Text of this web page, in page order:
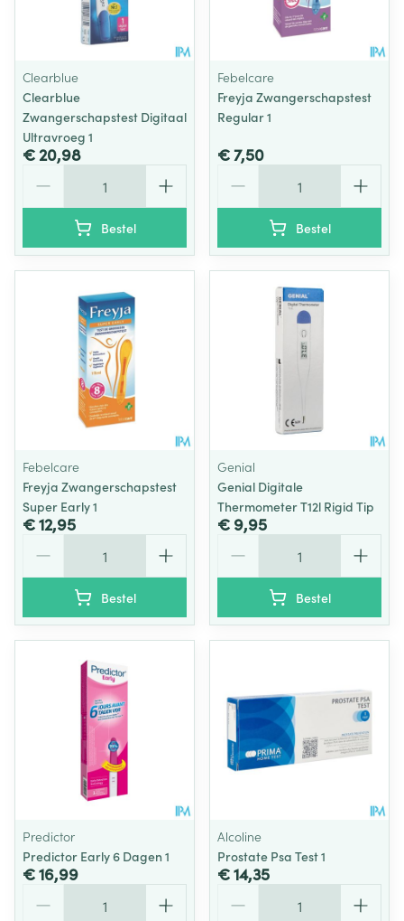
Clearblue
Clearblue
Zwangerschapstest Digitaal
Ultravroeg 1
€ 20,98
Bestel
Febelcare
Freyja Zwangerschapstest
Regular 1
€ 7,50
Bestel
Febelcare
Freyja Zwangerschapstest
Super Early 1
€ 12,95
Bestel
Genial
Genial Digitale
Thermometer T12l Rigid Tip
€ 9,95
Bestel
Predictor
Predictor Early 6 Dagen 1
€ 16,99
Alcoline
Prostate Psa Test 1
€ 14,35